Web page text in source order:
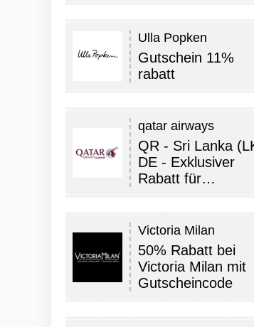
Ulla Popken
Gutschein 11%
rabatt
qatar airways
QR - Sri Lanka
DE - Exklusiver
Rabatt für…
Victoria Milan
50% Rabatt bei
Victoria Milan mit
Gutscheincode